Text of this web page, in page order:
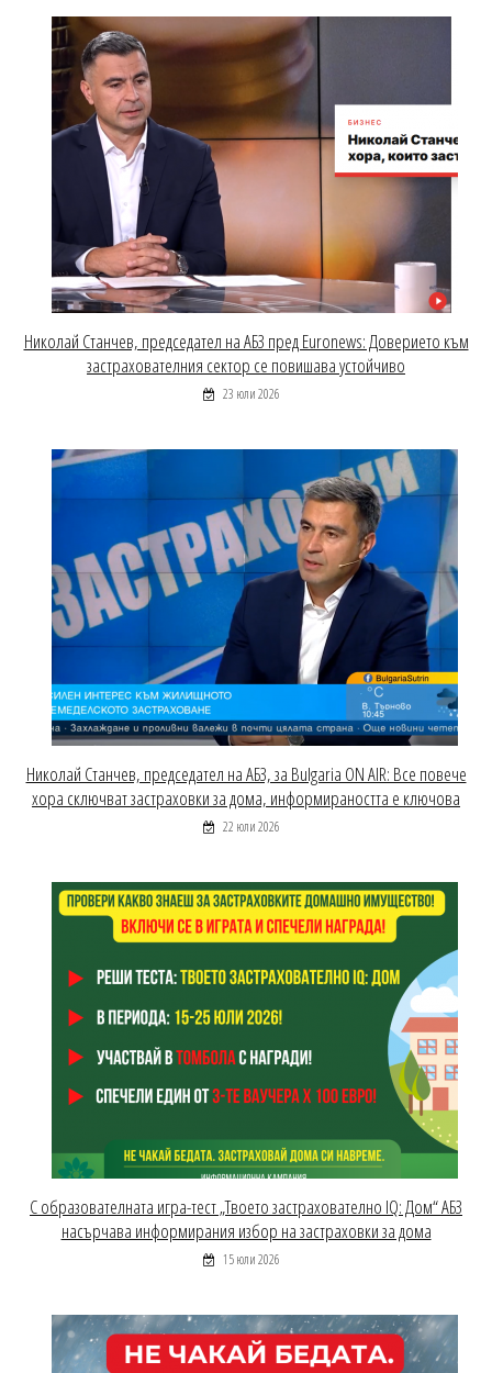
Николай Станчев, председател на АБЗ пред Euronews: Доверието към
застрахователния сектор се повишава устойчиво
23 юли 2026
Николай Станчев, председател на АБЗ, за Bulgaria ON AIR: Все повече
хора сключват застраховки за дома, информираността е ключова
22 юли 2026
С образователната игра-тест „Твоето застрахователно IQ: Дом“ АБЗ
насърчава информирания избор на застраховки за дома
15 юли 2026